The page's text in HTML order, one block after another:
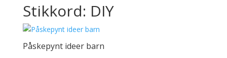
Stikkord: DIY
Påskepynt ideer barn